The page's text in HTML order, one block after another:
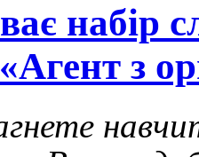
набір
з